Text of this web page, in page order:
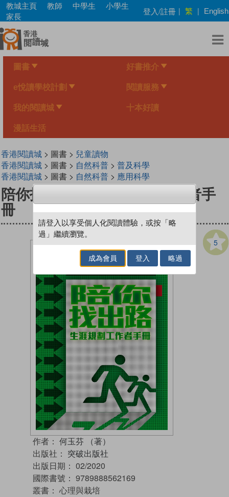
Skip
main
content
教城主頁 教師 中學生
小學生
家長
登入/註冊 | 繁 | English
圖書 好書推介
e悅讀學校計劃 閱讀服務
我的閱讀城 十本好讀
漫話生活
香港閱讀城> 圖書 > 兒童讀物
香港閱讀城> 圖書 > 自然科普> 普及科學
香港閱讀城> 圖書 > 自然科普> 應用科學
陪你找出路——生涯規劃工作者手
冊
5
作者： 何玉芬 （著）
出版社： 突破出版社
出版日期： 02/2020
國際書號： 9789888562169
叢書： 心理與栽培
請登入以享受個人化閱讀體驗，或按「略
過」繼續瀏覽。
成為會員 登入 略過